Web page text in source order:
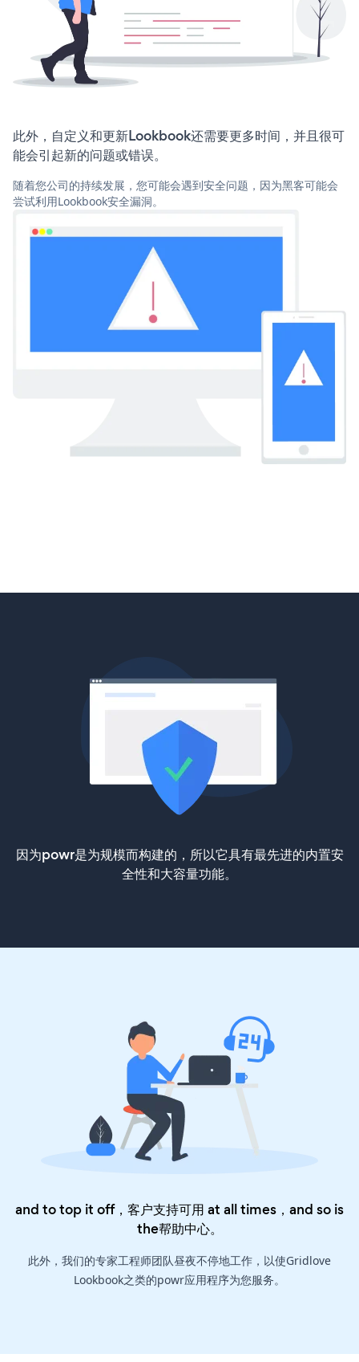
此外，自定义和更新Lookbook还需要更多时间，并且很可
能会引起新的问题或错误。
随着您公司的持续发展，您可能会遇到安全问题，因为黑客可能会
尝试利用Lookbook安全漏洞。
因为powr是为规模而构建的，所以它具有最先进的内置安
全性和大容量功能。
and to top it off，客户支持可用 at all times，and so is
the帮助中心。
此外，我们的专家工程师团队昼夜不停地工作，以使Gridlove
Lookbook之类的powr应用程序为您服务。